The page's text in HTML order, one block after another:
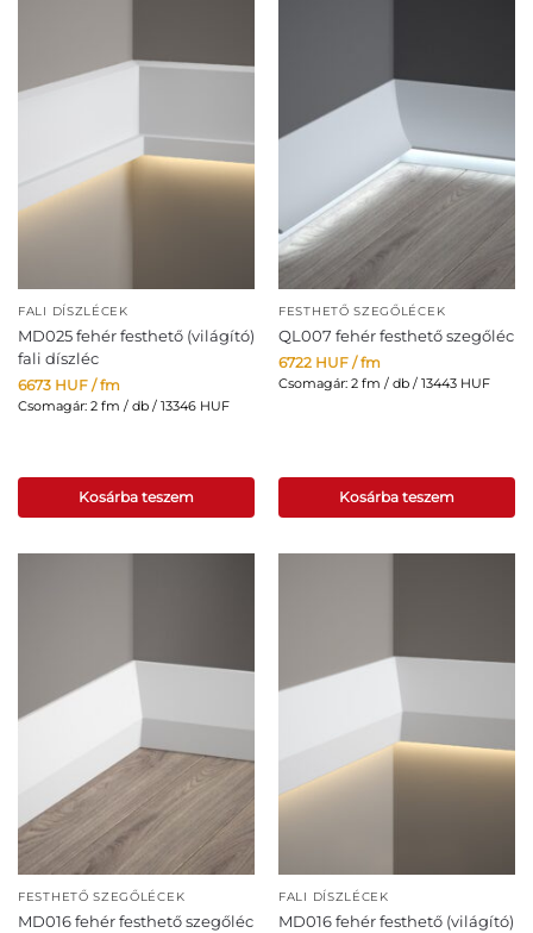
FALI DÍSZLÉCEK
MD025 fehér festhető (világító)
fali díszléc
6673 HUF / fm
Csomagár: 2 fm / db / 13346 HUF
Kosárba teszem
FESTHETŐ SZEGŐLÉCEK
QL007 fehér festhető szegőléc
6722 HUF / fm
Csomagár: 2 fm / db / 13443 HUF
Kosárba teszem
FESTHETŐ SZEGŐLÉCEK
MD016 fehér festhető szegőléc
FALI DÍSZLÉCEK
MD016 fehér festhető (világító)